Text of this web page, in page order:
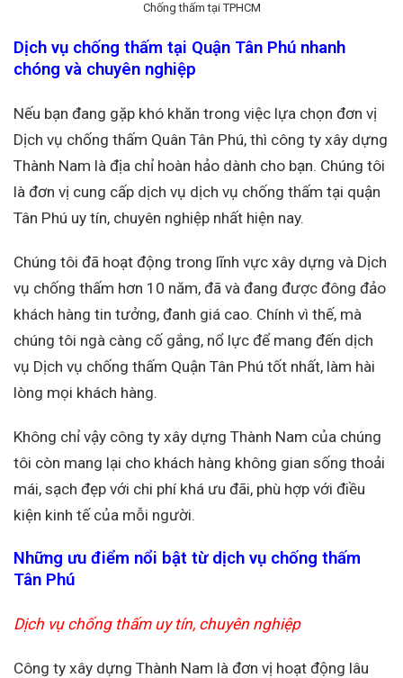
Chống thấm tại TPHCM
Dịch vụ chống thấm tại Quận Tân Phú nhanh
chóng và chuyên nghiệp
Nếu bạn đang gặp khó khăn trong việc lựa chọn đơn vị
Dịch vụ chống thấm Quân Tân Phú, thì công ty xây dựng
Thành Nam là địa chỉ hoàn hảo dành cho bạn. Chúng tôi
là đơn vị cung cấp dịch vụ dịch vụ chống thấm tại quận
Tân Phú uy tín, chuyên nghiệp nhất hiện nay.
Chúng tôi đã hoạt động trong lĩnh vực xây dựng và Dịch
vụ chống thấm hơn 10 năm, đã và đang được đông đảo
khách hàng tin tưởng, đanh giá cao. Chính vì thế, mà
chúng tôi ngà càng cố gắng, nổ lực để mang đến dịch
vụ Dịch vụ chống thấm Quận Tân Phú tốt nhất, làm hài
lòng mọi khách hàng.
Không chỉ vậy công ty xây dựng Thành Nam của chúng
tôi còn mang lại cho khách hàng không gian sống thoải
mái, sạch đẹp với chi phí khá ưu đãi, phù hợp với điều
kiện kinh tế của mỗi người.
Những ưu điểm nổi bật từ dịch vụ chống thấm
Tân Phú
Dịch vụ chống thấm uy tín, chuyên nghiệp
Công ty xây dựng Thành Nam là đơn vị hoạt động lâu